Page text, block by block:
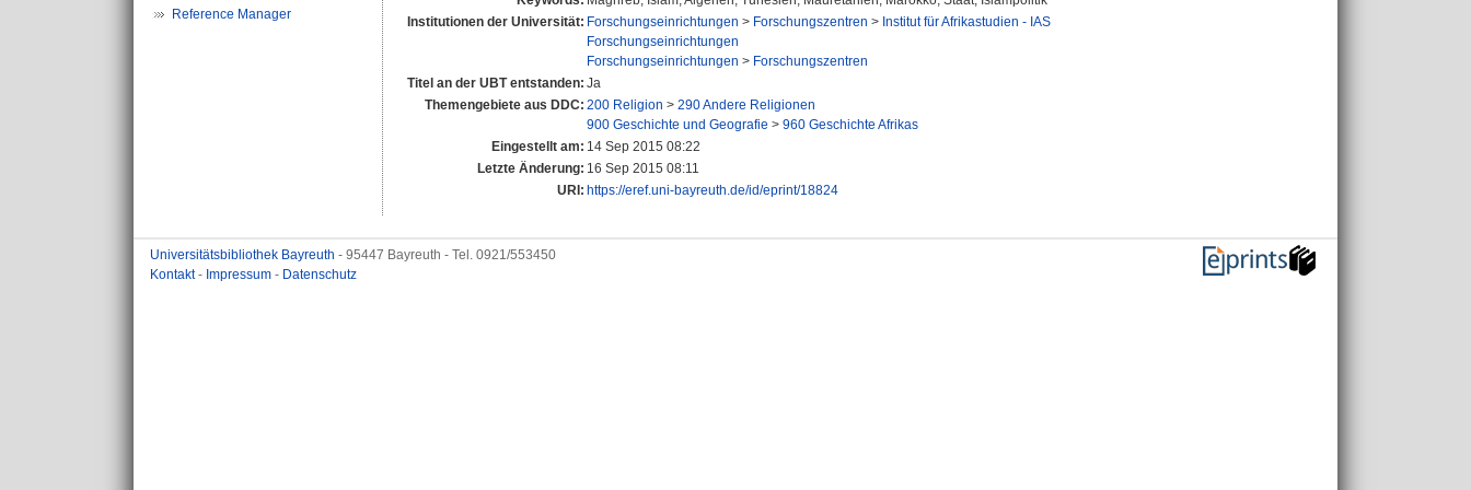
Reference Manager
Institutionen der Universität: Forschungseinrichtungen > Forschungszentren > Institut für Afrikastudien - IAS
Forschungseinrichtungen
Forschungseinrichtungen > Forschungszentren
Titel an der UBT entstanden: Ja
Themengebiete aus DDC: 200 Religion > 290 Andere Religionen
900 Geschichte und Geografie > 960 Geschichte Afrikas
Eingestellt am: 14 Sep 2015 08:22
Letzte Änderung: 16 Sep 2015 08:11
URI: https://eref.uni-bayreuth.de/id/eprint/18824
Universitätsbibliothek Bayreuth - 95447 Bayreuth - Tel. 0921/553450
Kontakt- Impressum - Datenschutz